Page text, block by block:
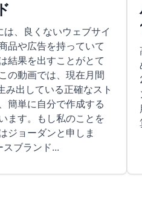
、良くないウェブサイ
品や広告を持っていて
結果を出すことがとて
の動画では、現在月間
出している正確なスト
簡単に自分で作成する
ます。もし私のことを
ジョーダンと申しま
ブランド...